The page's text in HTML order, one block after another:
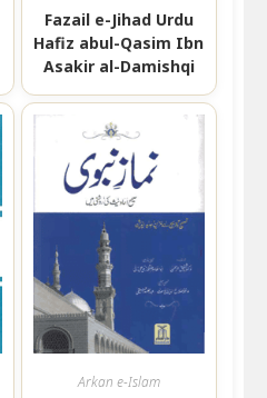
Fazail e-Jihad Urdu
Hafiz abul-Qasim Ibn
Asakir al-Damishqi
Arkan e-Islam